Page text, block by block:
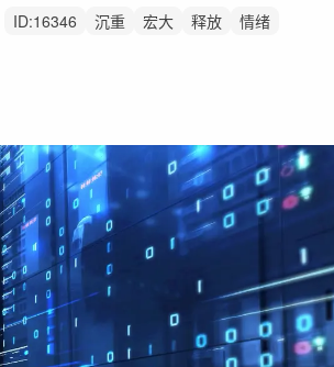
ID:16346 沉重 宏大 释放
情绪